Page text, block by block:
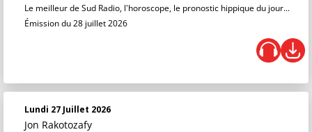
Le meilleur de Sud Radio, l'horoscope, le pronostic hippique du jour...
Émission du 28 juillet 2026
Lundi 27 Juillet 2026
Jon Rakotozafy